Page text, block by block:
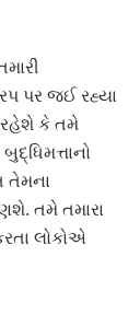
પર જઈ રહ્યા
રહેશે કે તમે
તેમના
તમે તમારા
લોકોએ